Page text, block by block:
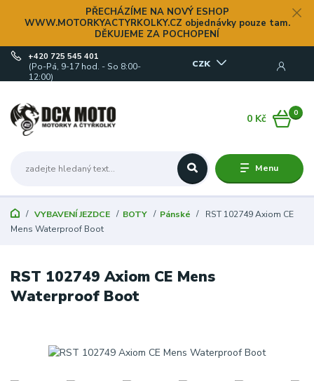
PŘECHÁZÍME NA NOVÝ ESHOP
WWW.MOTORKYACTYRKOLKY.CZ objednávky pouze tam.
DĚKUJEME ZA POCHOPENÍ
Menu
CZK
+420 725 545 401
(Po-Pá, 9-17 hod. - So 8:00-
12:00)
0
0 Kč
VYBAVENÍ JEZDCE BOTY Pánské
RST 102749 Axiom CE
Mens Waterproof Boot
RST 102749 Axiom CE Mens
Waterproof Boot